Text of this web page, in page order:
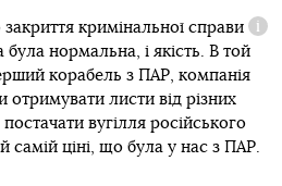
кримінальної справи
була нормальна, і якість. В той
корабель з ПАР, компанія
отримувати листи від різних
вугілля російського
ціні, що була у нас з ПАР.